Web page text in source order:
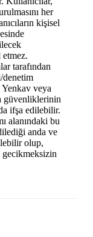
her
kişisel
tarafından
denetim
Yenkav veya
güvenliklerinin
ifşa edilebilir.
alanındaki bu
anda ve
olup,